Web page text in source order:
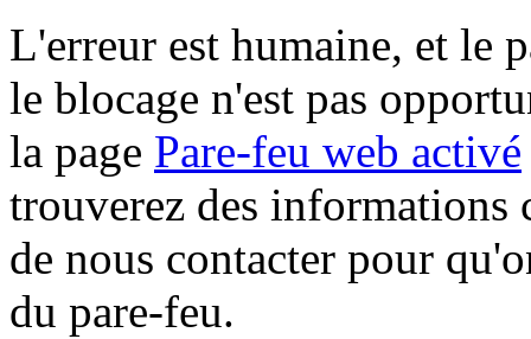
L'erreur est humaine, et le
le blocage n'est pas
la page Pare-feu web activé
trouverez des informations
de nous contacter pour
du pare-feu.